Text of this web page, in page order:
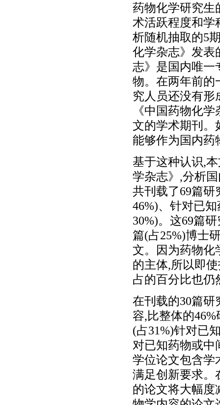
药物化学研究生
术活跃程度和学
析随机抽取的5
化学杂志》发表
志》是国内唯一
物。在两年前的
究人员还没有形
《中国药物化
文的学术期刊。
能够作为国内药
基于这种认识,
学杂志》,分析
共刊载了69篇研
46%)、针对已
30%)。这69篇
篇(占25%)博士
文。因为药物化
的主体,所以即
占的百分比也仍
在刊载的30篇研
容,比整体的
(占31%)针对已
对已知药物或中
学位论文包含学
满足创新要求。
的论文将大幅度